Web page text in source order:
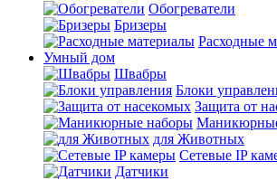
Обогреватели
Бризеры
Расходные
Умный дом
Швабры
Блоки
Защита от
для Животных
Сетевые IP
Датчики